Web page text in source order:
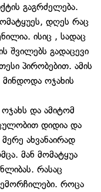
გაგრძელება.
დღეს რაც
ისიც , სადაც
შვილებს გადაცევი
პირობებით. ამის
მინდოდა ოჯახის
და ამიტომ
დიდია და
ახვანაირად
მან მომატყუა
რასაც
როცა